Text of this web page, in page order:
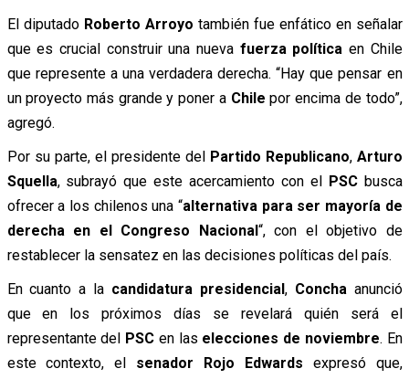
El diputado Roberto Arroyo también fue enfático en señalar
que es crucial construir una nueva fuerza política en Chile
que represente a una verdadera derecha. “Hay que pensar en
un proyecto más grande y poner a Chile por encima de todo”,
agregó.
Por su parte, el presidente del Partido Republicano, Arturo
Squella, subrayó que este acercamiento con el PSCbusca
ofrecer a los chilenos una “alternativa para ser mayoría de
derecha en el Congreso Nacional“, con el objetivo de
restablecer la sensatez en las decisiones políticas del país.
En cuanto a la candidatura presidencial, Concha anunció
que en los próximos días se revelará quién será el
representante del PSC en las elecciones de noviembre. En
este contexto, el senador Rojo Edwards expresó que,